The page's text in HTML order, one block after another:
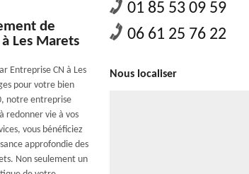
de
Les Marets
Entreprise CN à Les
pour votre bien
notre entreprise
redonner vie à vos
vous bénéficiez
approfondie des
Non seulement un
01 85 53 09 59
06 61 25 76 22
Nous localiser